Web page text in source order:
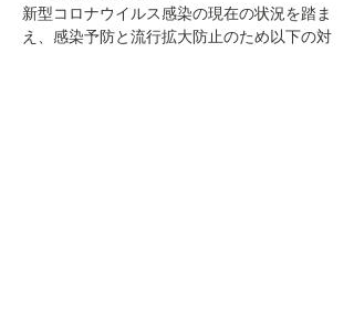
新型コロナウイルス感染の現在の状況を踏ま
え、感染予防と流行拡大防止のため以下の対